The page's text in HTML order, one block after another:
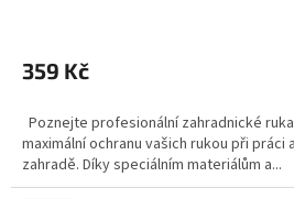
359 Kč
Poznejte profesionální zahradnické
maximální ochranu vašich rukou při práci
zahradě. Díky speciálním materiálům a...